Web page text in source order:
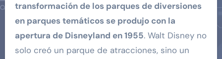
transformación de los parques de diversiones
en parques temáticos se produjo con la
apertura de Disneyland en 1955. Walt Disney no
solo creó un parque de atracciones, sino un